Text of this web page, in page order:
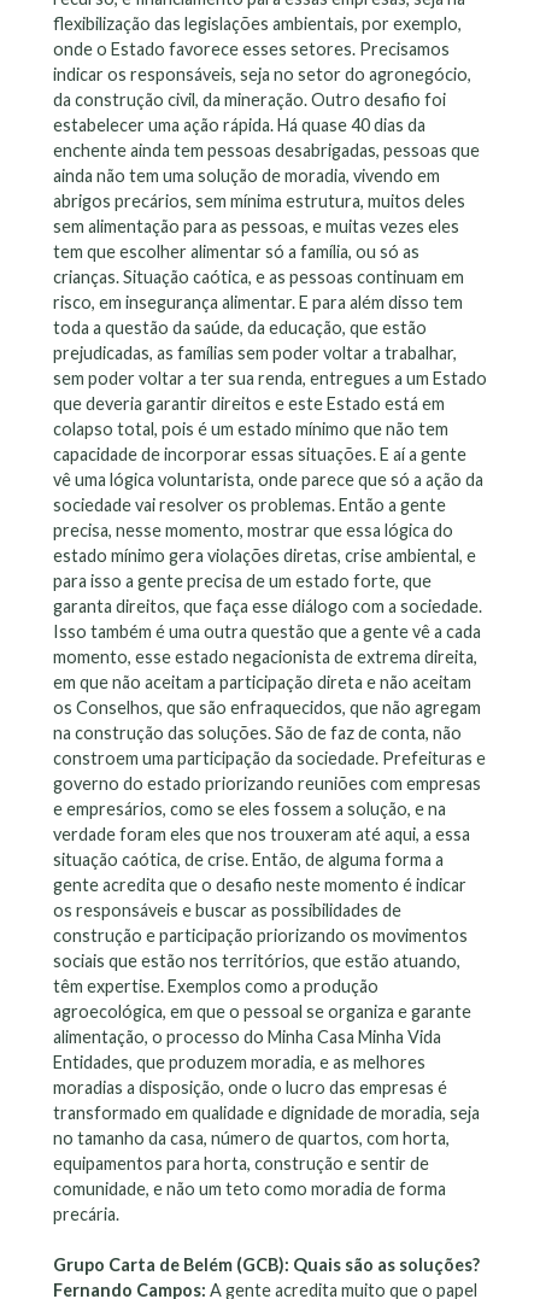
flexibilização das legislações ambientais, por exemplo,
onde o Estado favorece esses setores. Precisamos
indicar os responsáveis, seja no setor do agronegócio,
da construção civil, da mineração. Outro desafio foi
estabelecer uma ação rápida. Há quase 40 dias da
enchente ainda tem pessoas desabrigadas, pessoas que
ainda não tem uma solução de moradia, vivendo em
abrigos precários, sem mínima estrutura, muitos deles
sem alimentação para as pessoas, e muitas vezes eles
tem que escolher alimentar só a família, ou só as
crianças. Situação caótica, e as pessoas continuam em
risco, em insegurança alimentar. E para além disso tem
toda a questão da saúde, da educação, que estão
prejudicadas, as famílias sem poder voltar a trabalhar,
sem poder voltar a ter sua renda, entregues a um Estado
que deveria garantir direitos e este Estado está em
colapso total, pois é um estado mínimo que não tem
capacidade de incorporar essas situações. E aí a gente
vê uma lógica voluntarista, onde parece que só a ação da
sociedade vai resolver os problemas. Então a gente
precisa, nesse momento, mostrar que essa lógica do
estado mínimo gera violações diretas, crise ambiental, e
para isso a gente precisa de um estado forte, que
garanta direitos, que faça esse diálogo com a sociedade.
Isso também é uma outra questão que a gente vê a cada
momento, esse estado negacionista de extrema direita,
em que não aceitam a participação direta e não aceitam
os Conselhos, que são enfraquecidos, que não agregam
na construção das soluções. São de faz de conta, não
constroem uma participação da sociedade. Prefeituras e
governo do estado priorizando reuniões com empresas
e empresários, como se eles fossem a solução, e na
verdade foram eles que nos trouxeram até aqui, a essa
situação caótica, de crise. Então, de alguma forma a
gente acredita que o desafio neste momento é indicar
os responsáveis e buscar as possibilidades de
construção e participação priorizando os movimentos
sociais que estão nos territórios, que estão atuando,
têm expertise. Exemplos como a produção
agroecológica, em que o pessoal se organiza e garante
alimentação, o processo do Minha Casa Minha Vida
Entidades, que produzem moradia, e as melhores
moradias a disposição, onde o lucro das empresas é
transformado em qualidade e dignidade de moradia, seja
no tamanho da casa, número de quartos, com horta,
equipamentos para horta, construção e sentir de
comunidade, e não um teto como moradia de forma
precária.
Grupo Carta de Belém (GCB): Quais são as soluções?
Fernando Campos: A gente acredita muito que o papel